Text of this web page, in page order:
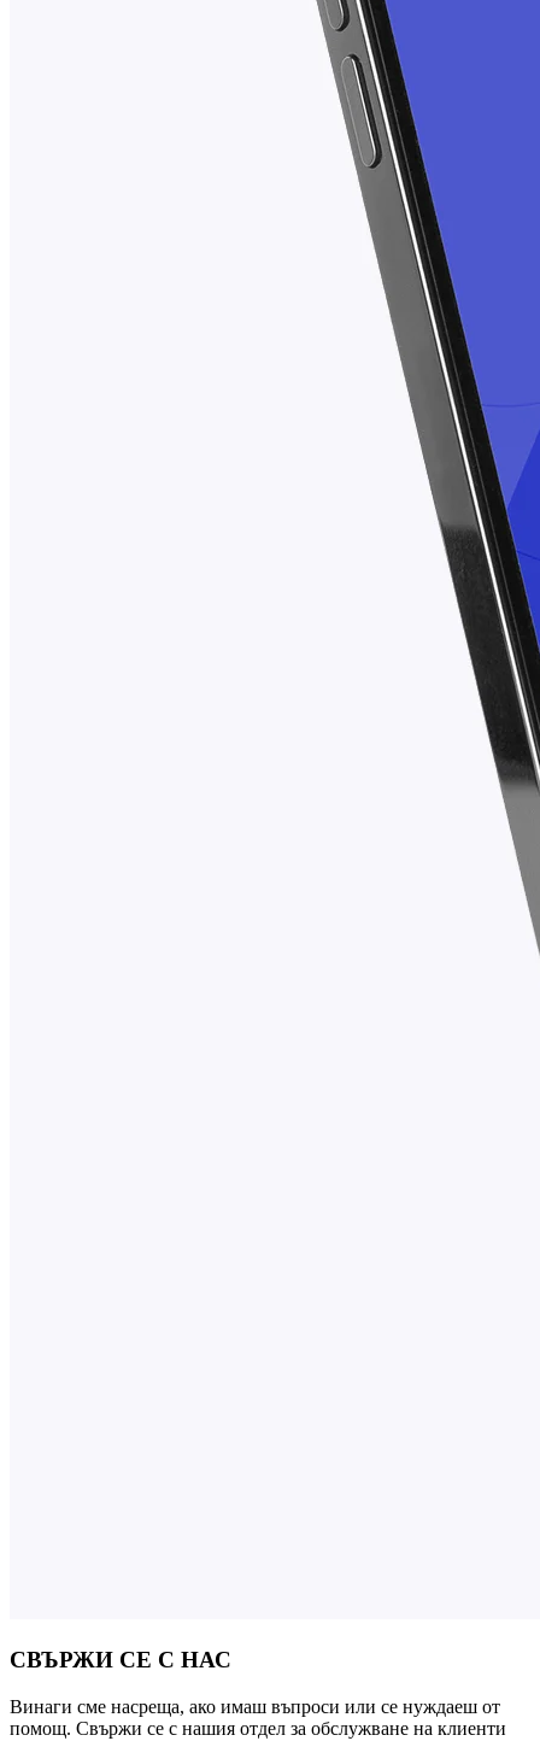
СВЪРЖИ СЕ С НАС
Винаги сме насреща, ако имаш въпроси или се нуждаеш от
помощ. Свържи се с нашия отдел за обслужване на клиенти